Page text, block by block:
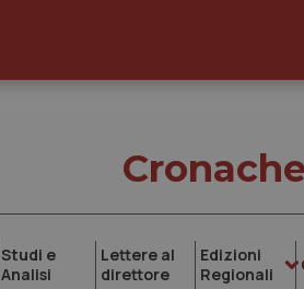
Studi e
Analisi
Lettere al
direttore
Edizioni
Regionali